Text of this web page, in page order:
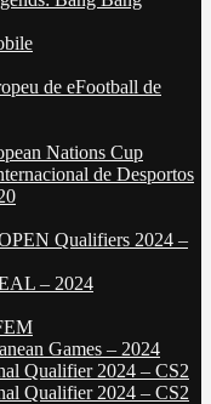
de eFootball de
Nations Cup
de Desportos
Qualifiers 2024 –
– 2024
Games – 2024
Qualifier 2024 – CS2
Qualifier 2024 – CS2